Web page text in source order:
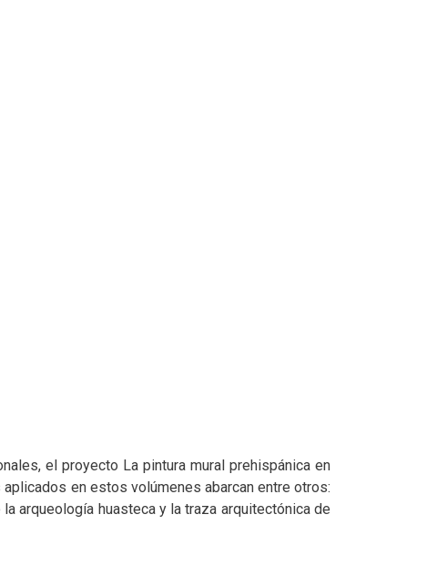
el proyecto La pintura mural prehispánica en
en estos volúmenes abarcan entre otros:
arqueología huasteca y la traza arquitectónica de